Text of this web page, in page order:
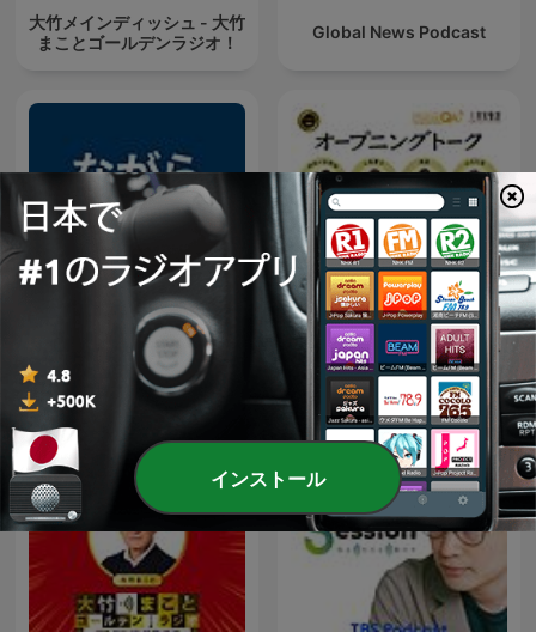
大竹メインディッシュ - 大竹
まことゴールデンラジオ！
Global News Podcast
ながら日経
オープニング - 大竹まことゴ
ールデンラジオ！
インストール